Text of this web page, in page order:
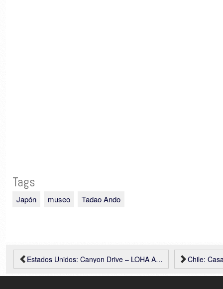
Tags
Japón museo Tadao Ando
Chile: Casa
Estados Unidos: Canyon Drive – LOHA Architects